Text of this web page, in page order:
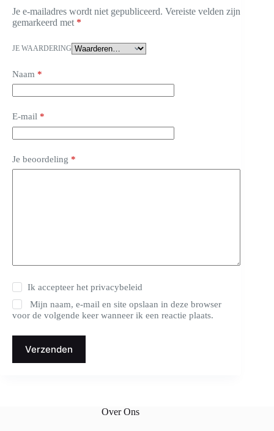
Je e-mailadres wordt niet gepubliceerd. Vereiste velden zijn
gemarkeerd met *
JE WAARDERING
Naam *
E-mail *
Je beoordeling *
Ik accepteer hetprivacybeleid
Mijn naam, e-mail en site opslaan in deze browser
voor de volgende keer wanneer ik een reactie plaats.
Verzenden
Over Ons